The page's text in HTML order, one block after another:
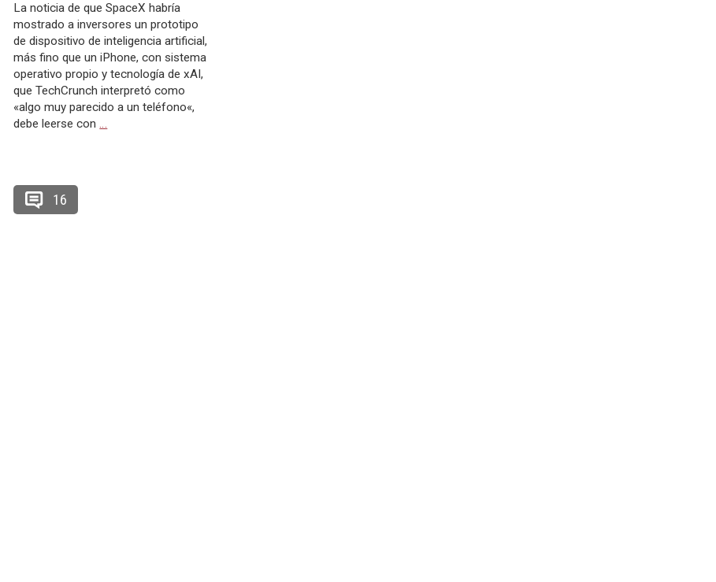
La noticia de que SpaceX habría
mostrado a inversores un prototipo
de dispositivo de inteligencia artificial,
más fino que un iPhone, con sistema
operativo propio y tecnología de xAI,
que TechCrunch interpretó como
«algo muy parecido a un teléfono«,
debe leerse con…
16